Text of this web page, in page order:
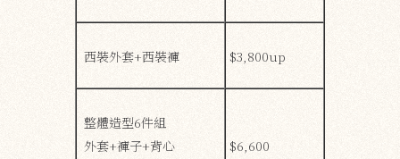
西裝外套+西裝褲 $3,800up
整體造型6件組
外套+褲子+背心
$6,600